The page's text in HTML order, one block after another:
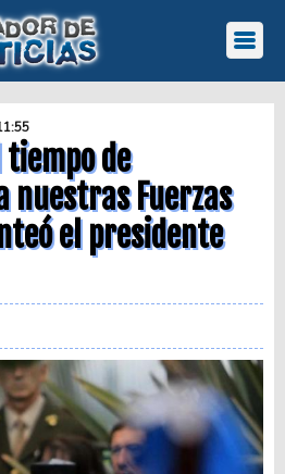
de
nuestras Fuerzas
el presidente